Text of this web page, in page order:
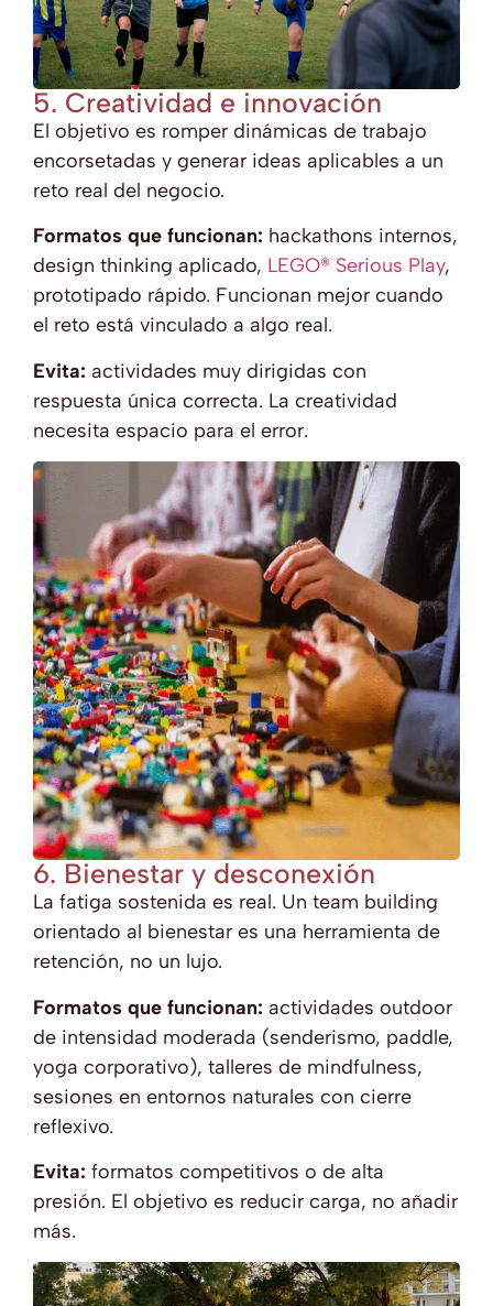
5. Creatividad e innovación
El objetivo es romper dinámicas de trabajo
encorsetadas y generar ideas aplicables a un
reto real del negocio.
Formatos que funcionan: hackathons internos,
design thinking aplicado, LEGO® Serious Play,
prototipado rápido. Funcionan mejor cuando
el reto está vinculado a algo real.
Evita: actividades muy dirigidas con
respuesta única correcta. La creatividad
necesita espacio para el error.
6. Bienestar y desconexión
La fatiga sostenida es real. Un team building
orientado al bienestar es una herramienta de
retención, no un lujo.
Formatos que funcionan: actividades outdoor
de intensidad moderada (senderismo, paddle,
yoga corporativo), talleres de mindfulness,
sesiones en entornos naturales con cierre
reflexivo.
Evita: formatos competitivos o de alta
presión. El objetivo es reducir carga, no añadir
más.